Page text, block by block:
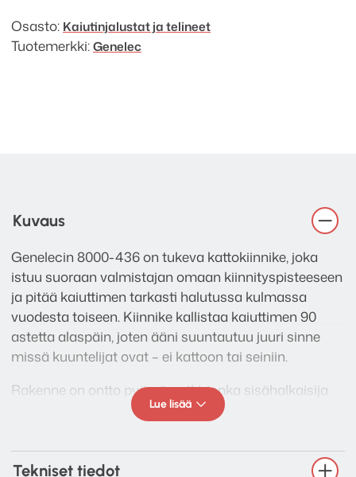
määrä
Osasto: Kaiutinjalustat ja telineet
Tuotemerkki:Genelec
Kuvaus
Genelecin 8000-436 on tukeva kattokiinnike, joka
istuu suoraan valmistajan omaan kiinnityspisteeseen
ja pitää kaiuttimen tarkasti halutussa kulmassa
vuodesta toiseen. Kiinnike kallistaa kaiuttimen 90
astetta alaspäin, joten ääni suuntautuu juuri sinne
missä kuuntelijat ovat – ei kattoon tai seiniin.
Rakenne on ontto pyöreä putki, jonka sisähalkaisija
on 50 mm, ja se sopii käytännössä koko Genelecin
8000-, 4000- ja G-sarjan kaiuttimiin. Saatavana sekä
mustana että valkoisena, joten kiinnike taipuu niin
Lue lisää
Tekniset tiedot